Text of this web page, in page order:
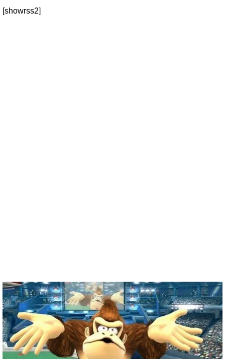
[showrss2]